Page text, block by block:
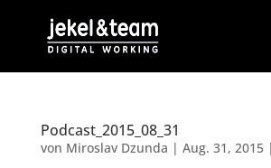
Podcast_2015_08_31
von Miroslav Dzunda | Aug. 31, 2015|